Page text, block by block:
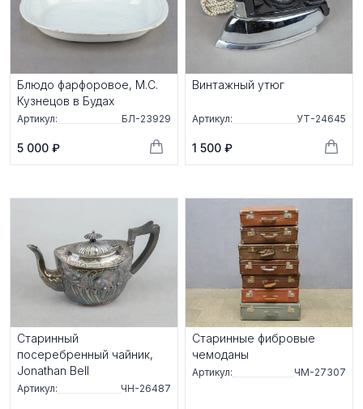
Блюдо фарфоровое, М.С.
Кузнецов в Будах
Артикул: БЛ-23929
5 000 ₽
Винтажный утюг
Артикул: УТ-24645
1 500 ₽
Старинный
посеребренный чайник,
Jоnаthаn Вell
Артикул: ЧН-26487
Старинные фибровые
чемоданы
Артикул: ЧМ-27307